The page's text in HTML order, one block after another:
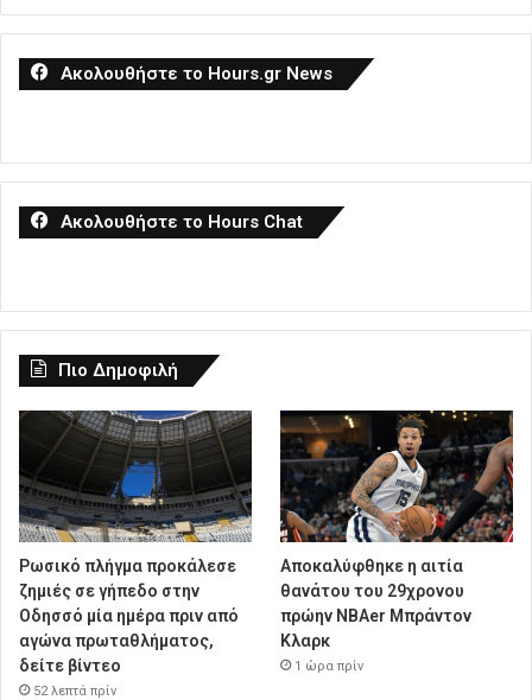
Ακολουθήστε το Hours.gr News
Ακολουθήστε το Hours Chat
Πιο Δημοφιλή
Ρωσικό πλήγμα προκάλεσε
ζημιές σε γήπεδο στην
Οδησσό μία ημέρα πριν από
αγώνα πρωταθλήματος,
δείτε βίντεο
52 λεπτά πρίν
Αποκαλύφθηκε η αιτία
θανάτου του 29χρονου
πρώην NBAer Μπράντον
Κλαρκ
1 ώρα πρίν